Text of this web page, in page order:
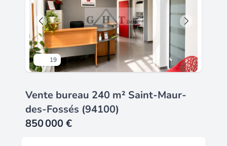
19
Vente bureau 240 m² Saint-Maur-
des-Fossés (94100)
850 000 €